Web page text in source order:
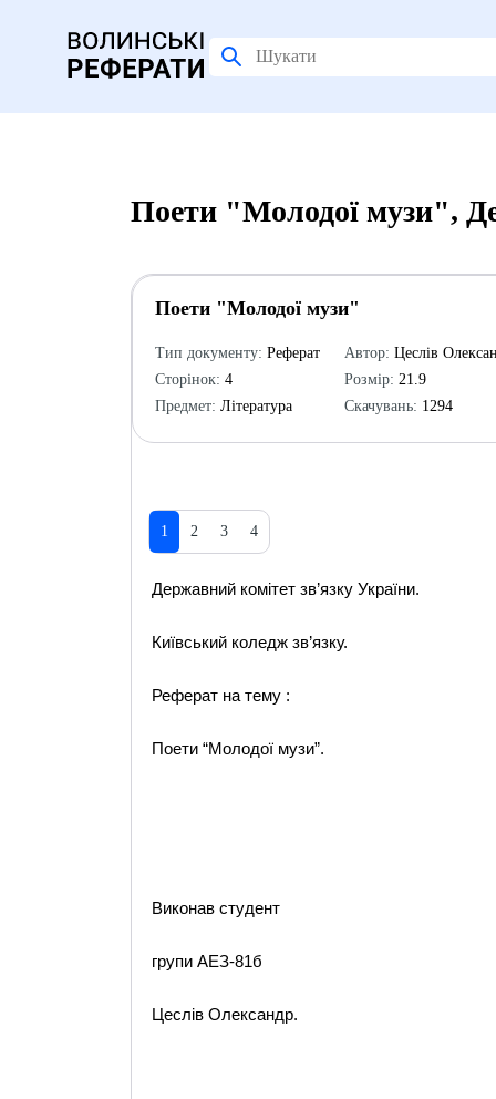
Поети "Молодої музи",
Поети "Молодої музи"
Тип документу: Реферат
Сторінок: 4
Предмет: Література
Автор: Цеслів
Розмір: 21.9
Скачувань: 1294
1 2 3 4
Державний комітет зв’язку України.
Київський коледж зв’язку.
Реферат на тему :
Поети “Молодої музи”.
Виконав студент
групи АЕЗ-81б
Цеслів Олександр.